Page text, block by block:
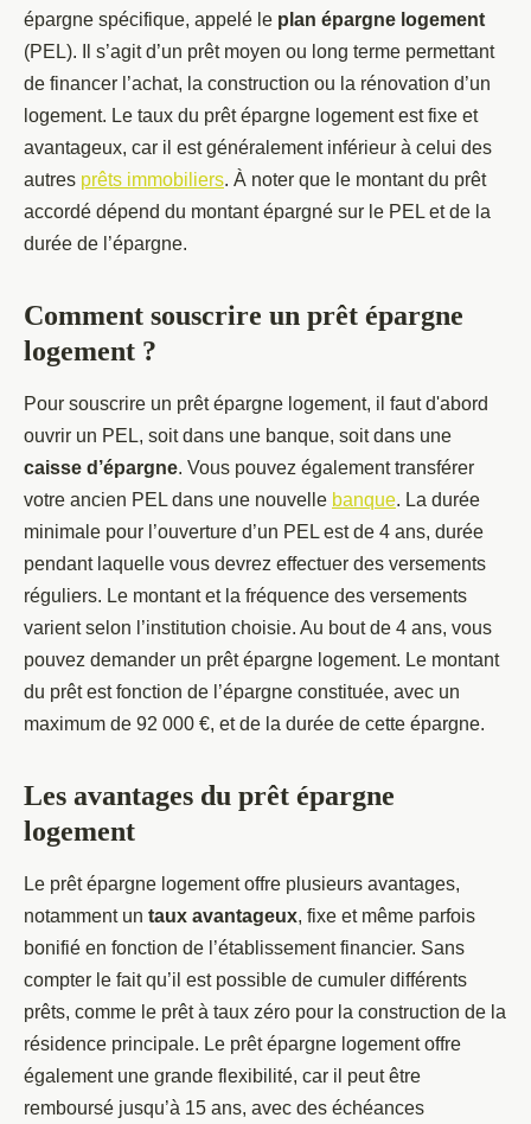
épargne spécifique, appelé le plan épargne logement
(PEL). Il s’agit d’un prêt moyen ou long terme permettant
de financer l’achat, la construction ou la rénovation d’un
logement. Le taux du prêt épargne logement est fixe et
avantageux, car il est généralement inférieur à celui des
autres prêts immobiliers. À noter que le montant du prêt
accordé dépend du montant épargné sur le PEL et de la
durée de l’épargne.
Comment souscrire un prêt épargne
logement ?
Pour souscrire un prêt épargne logement, il faut d'abord
ouvrir un PEL, soit dans une banque, soit dans une
caisse d’épargne. Vous pouvez également transférer
votre ancien PEL dans une nouvelle banque. La durée
minimale pour l’ouverture d’un PEL est de 4 ans, durée
pendant laquelle vous devrez effectuer des versements
réguliers. Le montant et la fréquence des versements
varient selon l’institution choisie. Au bout de 4 ans, vous
pouvez demander un prêt épargne logement. Le montant
du prêt est fonction de l’épargne constituée, avec un
maximum de 92 000 €, et de la durée de cette épargne.
Les avantages du prêt épargne
logement
Le prêt épargne logement offre plusieurs avantages,
notamment un taux avantageux, fixe et même parfois
bonifié en fonction de l’établissement financier. Sans
compter le fait qu’il est possible de cumuler différents
prêts, comme le prêt à taux zéro pour la construction de la
résidence principale. Le prêt épargne logement offre
également une grande flexibilité, car il peut être
remboursé jusqu’à 15 ans, avec des échéances